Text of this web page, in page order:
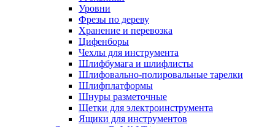
Уровни
Фрезы по дереву
Хранение и перевозка
Цифенборы
Чехлы для инструмента
Шлифбумага и шлифлисты
Шлифовально-полировальные тарелки
Шлифплатформы
Шнуры разметочные
Щетки для электроинструмента
Ящики для инструментов